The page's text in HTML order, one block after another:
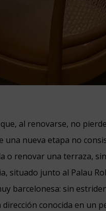
al renovarse, no
una nueva etapa no
o renovar una terraza,
situado junto al Palau
barcelonesa: sin
conocida en un